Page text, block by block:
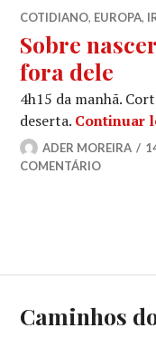
COTIDIANO, EUROPA,
Sobre
fora dele
4h15 da manhã.
deserta. Continuar
ADER MOREIRA
COMENTÁRIO
Caminhos